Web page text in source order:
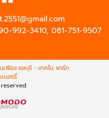
992-3410, 081-751-9507
ฟือง ชลบุรี - เทคโน พาร์ท
นอรรี่